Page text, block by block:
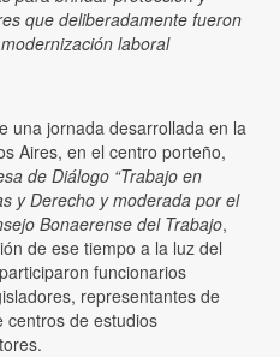
que deliberadamente fueron
laboral
una jornada desarrollada en la
Aires, en el centro porteño,
de Diálogo “Trabajo en
y Derecho y moderada por el
Bonaerense del Trabajo,
de ese tiempo a la luz del
funcionarios
representantes de
centros de estudios